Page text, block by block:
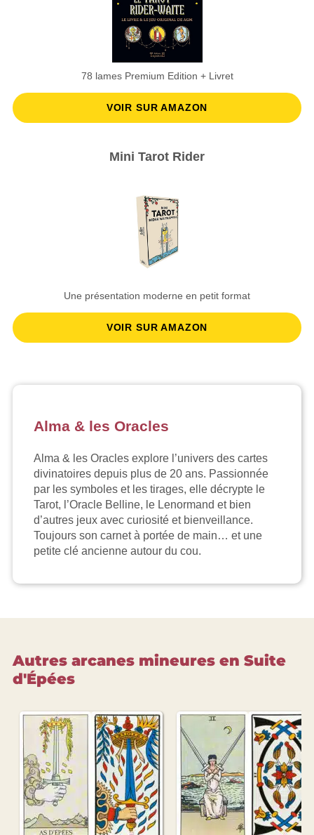
78 lames Premium Edition + Livret
VOIR SUR AMAZON
Mini Tarot Rider
Une présentation moderne en petit format
VOIR SUR AMAZON
Alma & les Oracles
Alma & les Oracles explore l’univers des cartes
divinatoires depuis plus de 20 ans. Passionnée
par les symboles et les tirages, elle décrypte le
Tarot, l’Oracle Belline, le Lenormand et bien
d’autres jeux avec curiosité et bienveillance.
Toujours son carnet à portée de main… et une
petite clé ancienne autour du cou.
Autres arcanes mineures en Suite
d'Épées